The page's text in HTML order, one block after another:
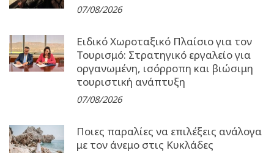
07/08/2026
Ειδικό Χωροταξικό Πλαίσιο για τον
Τουρισμό: Στρατηγικό εργαλείο για
οργανωμένη, ισόρροπη και βιώσιμη
τουριστική ανάπτυξη
07/08/2026
Ποιες παραλίες να επιλέξεις ανάλογα
με τον άνεμο στις Κυκλάδες